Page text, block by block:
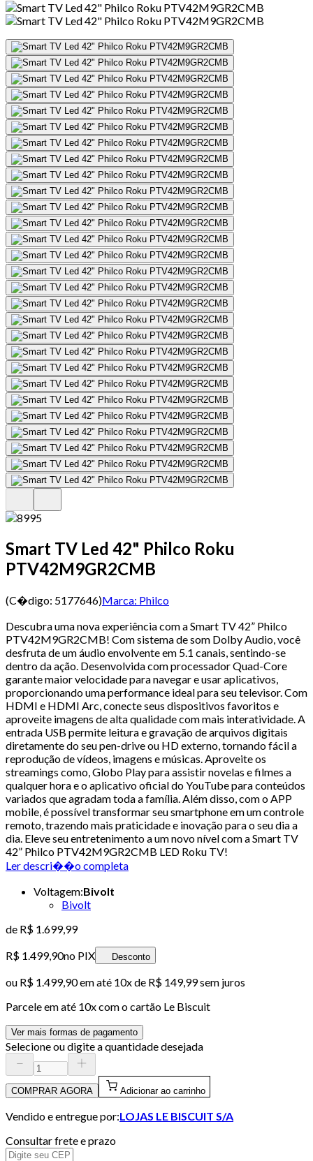
Smart TV Led 42" Philco Roku
PTV42M9GR2CMB
(C�digo: 5177646)Marca: Philco
Descubra uma nova experiência com a Smart TV 42” Philco
PTV42M9GR2CMB! Com sistema de som Dolby Audio, você
desfruta de um áudio envolvente em 5.1 canais, sentindo-se
dentro da ação. Desenvolvida com processador Quad-Core
garante maior velocidade para navegar e usar aplicativos,
proporcionando uma performance ideal para seu televisor. Com
HDMI e HDMI Arc, conecte seus dispositivos favoritos e
aproveite imagens de alta qualidade com mais interatividade. A
entrada USB permite leitura e gravação de arquivos digitais
diretamente do seu pen-drive ou HD externo, tornando fácil a
reprodução de vídeos, imagens e músicas. Aproveite os
streamings como, Globo Play para assistir novelas e filmes a
qualquer hora e o aplicativo oficial do YouTube para conteúdos
variados que agradam toda a família. Além disso, com o APP
mobile, é possível transformar seu smartphone em um controle
remoto, trazendo mais praticidade e inovação para o seu dia a
dia. Eleve seu entretenimento a um novo nível com a Smart TV
42” Philco PTV42M9GR2CMB LED Roku TV!
Ler descri��o completa
Voltagem:Bivolt
Bivolt
de R$ 1.699,99
R$ 1.499,90no PIX Desconto
ou R$ 1.499,90em até 10x de R$ 149,99 sem juros
Parcele em até 10x com o cartão Le Biscuit
Ver mais formas de pagamento
Selecione ou digite a quantidade desejada
COMPRAR AGORA Adicionar ao carrinho
Vendido e entregue por:LOJAS LE BISCUIT S/A
Consultar frete e prazo